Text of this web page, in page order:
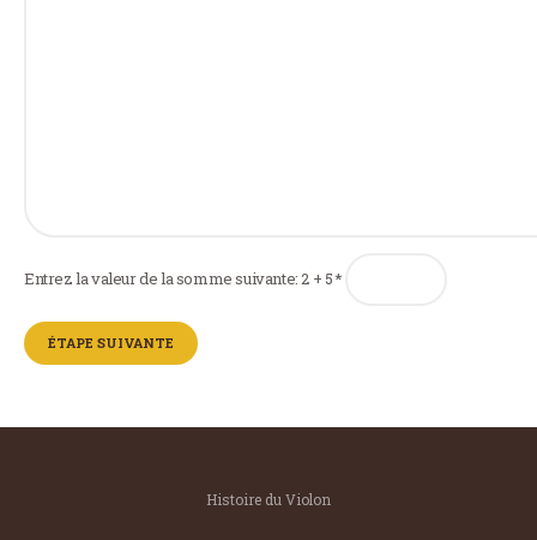
Entrez la valeur de la somme suivante: 2 + 5*
Histoire du Violon